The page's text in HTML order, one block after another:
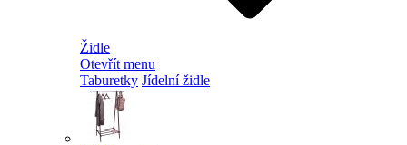
Židle
Otevřít menu
Taburetky Jídelní židle